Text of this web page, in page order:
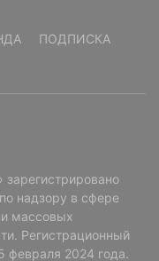
ПОДПИСКА
зарегистрировано
надзору в сфере
массовых
Регистрационный
2024 года.